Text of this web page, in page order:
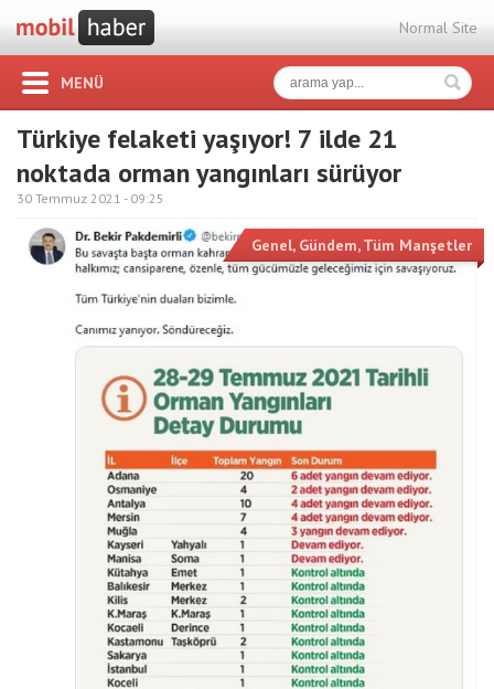
Normal Site
MENÜ
Türkiye felaketi yaşıyor! 7 ilde 21
noktada orman yangınları sürüyor
30 Temmuz 2021 - 09:25
Genel, Gündem,Tüm Manşetler